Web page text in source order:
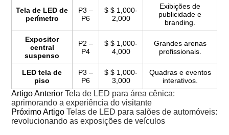
Tela de LED de
perímetro
P3 –
P6
$ $ 1,000-
2,000
Exibições de
publicidade e
branding.
Expositor
central
suspenso
P2 –
P4
$ $ 1,000-
4,000
Grandes arenas
profissionais.
LED tela de
piso
P3 –
P6
$ $ 1,000-
3,000
Quadras e eventos
interativos.
Artigo Anterior Tela de LED para área cênica:
aprimorando a experiência do visitante
Próximo Artigo Telas de LED para salões de automóveis:
revolucionando as exposições de veículos